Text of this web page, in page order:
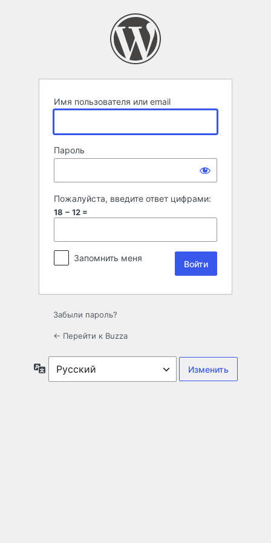
Имя пользователя или email
Пароль
Пожалуйста, введите ответ цифрами:
18 − 12 =
Запомнить меня
Забыли пароль?
← Перейти к Buzza
Язык